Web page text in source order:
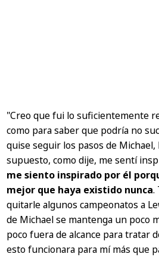
"Creo que fui lo suficientemente
como para saber que podría no
quise seguir los pasos de
supuesto, como dije, me sentí
me siento inspirado por él
mejor que haya existido nunca.
quitarle algunos campeonatos a
de Michael se mantenga un poco
poco fuera de alcance para tratar
esto funcionara para mí más que